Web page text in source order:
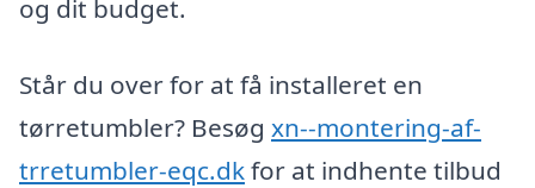
og dit budget.
Står du over for at få installeret en
tørretumbler? Besøg xn--montering-af-
trretumbler-eqc.dkfor at indhente tilbud